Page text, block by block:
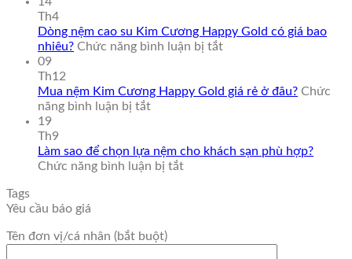
Kim
Cương
1M
Th4
Dòng nệm cao su Kim Cương Happy Gold có giá bao
nhiêu? Chức năng bình luận bị tắtở
cao
Happy
09
Th12
Mua nệm Kim Cương Happy Gold giá rẻ ở đâu? Chức
năng bình luận bị tắtở
Kim
Cương
ở
19
Th9
Làm sao để chọn lựa nệm cho khách sạn phù hợp?
Chức năng bình luận bị tắtở
Tags
Yêu cầu báo giá
Tên đơn vị/cá nhân (bắt buột)